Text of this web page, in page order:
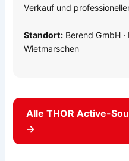
Verkauf und
Standort: Berend GmbH
Wietmarschen
Alle THOR Active-
→